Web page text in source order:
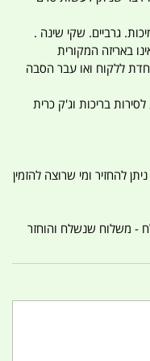
גרביים. שקי שינה .
באריזה המקורית
ללקוח ואו עבר הסבה
בריכות וג'ק כרית
להחזיר ומי שרוצה להזמין
- משלוח שנשלח והוחזר